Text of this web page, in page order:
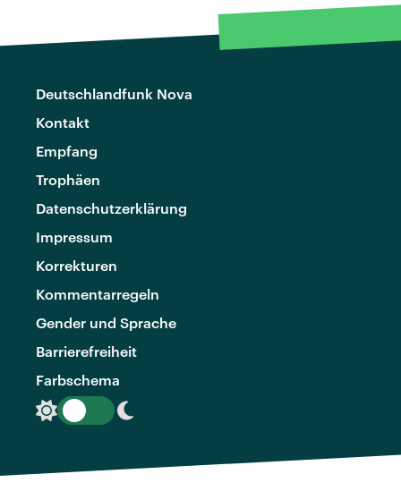
Deutschlandfunk Nova
Kontakt
Empfang
Trophäen
Datenschutzerklärung
Impressum
Korrekturen
Kommentarregeln
Gender und Sprache
Barrierefreiheit
Farbschema